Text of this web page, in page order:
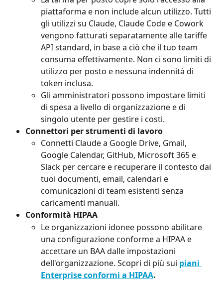
piattaforma e non include alcun utilizzo. Tutti
gli utilizzi su Claude, Claude Code e Cowork
vengono fatturati separatamente alle tariffe
API standard, in base a ciò che il tuo team
consuma effettivamente. Non ci sono limiti di
utilizzo per posto e nessuna indennità di
token inclusa.
Gli amministratori possono impostare limiti
di spesa a livello di organizzazione e di
singolo utente per gestire i costi.
Connettori per strumenti di lavoro
Connetti Claude a Google Drive, Gmail,
Google Calendar, GitHub, Microsoft 365 e
Slack per cercare e recuperare il contesto dai
tuoi documenti, email, calendari e
comunicazioni di team esistenti senza
caricamenti manuali.
Conformità HIPAA
Le organizzazioni idonee possono abilitare
una configurazione conforme a HIPAA e
accettare un BAA dalle impostazioni
dell'organizzazione. Scopri di più sui piani
Enterprise conformi a HIPAA.